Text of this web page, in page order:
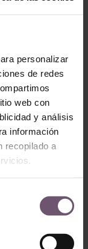
personalizar
de redes
web con
y análisis
información
recopilado a